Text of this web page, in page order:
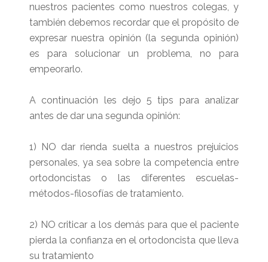
nuestros pacientes como nuestros colegas, y
también debemos recordar que el propósito de
expresar nuestra opinión (la segunda opinión)
es para solucionar un problema, no para
empeorarlo.
A continuación les dejo 5 tips para analizar
antes de dar una segunda opinión:
1) NO dar rienda suelta a nuestros prejuicios
personales, ya sea sobre la competencia entre
ortodoncistas o las diferentes escuelas-
métodos-filosofías de tratamiento.
2) NO criticar a los demás para que el paciente
pierda la confianza en el ortodoncista que lleva
su tratamiento